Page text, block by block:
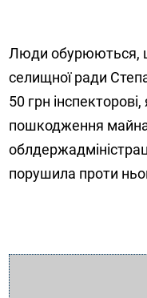
Люди обурюються,
селищної ради
50 грн
пошкодження
порушила проти